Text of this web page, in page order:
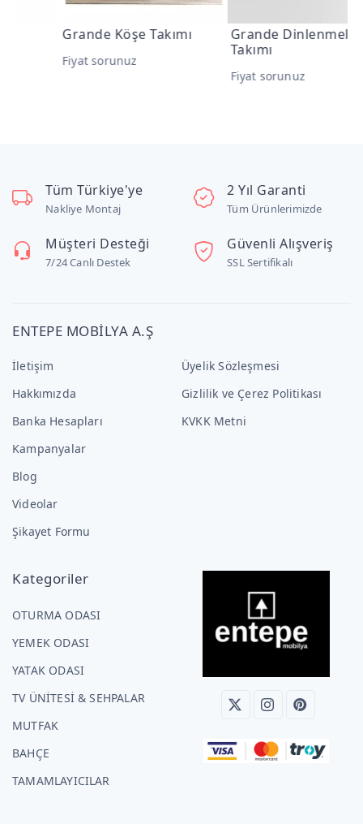
Grande Köşe Takımı
Fiyat sorunuz
Grande Dinlenmeli Köşe
Fiyat sorunuz
Tüm Türkiye'ye
Nakliye Montaj
2 Yıl Garanti
Tüm Ürünlerimizde
Müşteri Desteği
7/24 Canlı Destek
Güvenli Alışveriş
SSL Sertifikalı
ENTEPE MOBİLYA A.Ş
İletişim
Hakkımızda
Banka Hesapları
Kampanyalar
Blog
Videolar
Şikayet Formu
Üyelik Sözleşmesi
Gizlilik ve Çerez Politikası
KVKK Metni
Kategoriler
OTURMA ODASI
YEMEK ODASI
YATAK ODASI
TV ÜNİTESİ & SEHPALAR
MUTFAK
BAHÇE
TAMAMLAYICILAR